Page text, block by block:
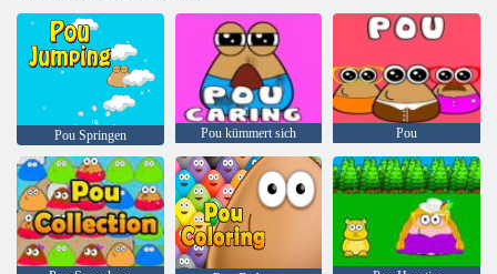
Pou Springen Pou kümmert sich Pou